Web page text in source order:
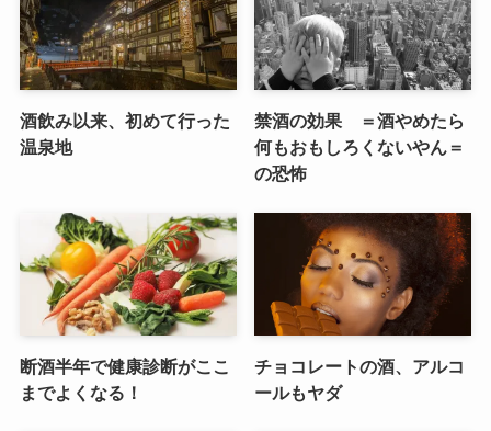
酒飲み以来、初めて行った
温泉地
禁酒の効果 ＝酒やめたら
何もおもしろくないやん＝
の恐怖
断酒半年で健康診断がここ
までよくなる！
チョコレートの酒、アルコ
ールもヤダ